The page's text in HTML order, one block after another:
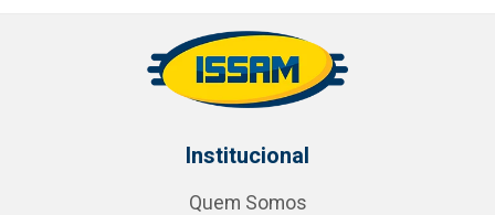
Institucional
Quem Somos